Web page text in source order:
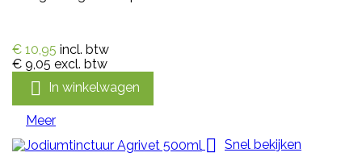
€ 10,95 incl. btw
€ 9,05 excl. btw
 In winkelwagen
Meer
 Snel bekijken